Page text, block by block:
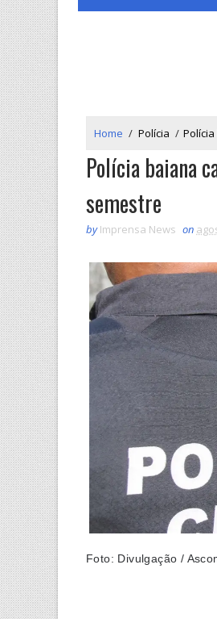
Home / Polícia /
Polícia baiana
semestre
by Imprensa News on
Foto: Divulgação /